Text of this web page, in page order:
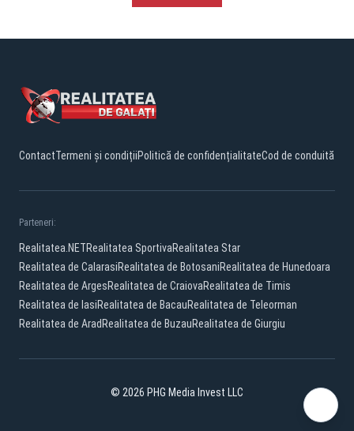
ContactTermeni și condițiiPolitică de confidențialitateCod de conduită
Parteneri:
Realitatea.NETRealitatea SportivaRealitatea Star
Realitatea de CalarasiRealitatea de BotosaniRealitatea de Hunedoara
Realitatea de ArgesRealitatea de CraiovaRealitatea de Timis
Realitatea de IasiRealitatea de BacauRealitatea de Teleorman
Realitatea de Arad Realitatea de BuzauRealitatea de Giurgiu
© 2026 PHG Media Invest LLC